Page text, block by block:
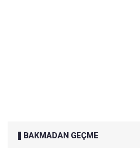
BAKMADAN GEÇME